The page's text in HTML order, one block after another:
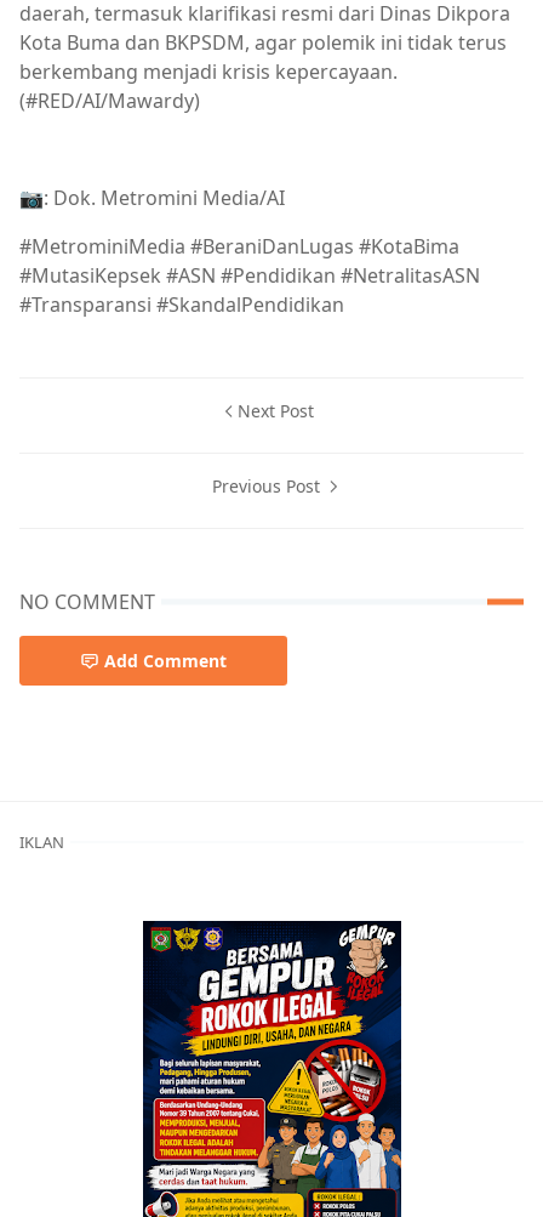
daerah, termasuk klarifikasi resmi dari Dinas Dikpora
Kota Buma dan BKPSDM, agar polemik ini tidak terus
berkembang menjadi krisis kepercayaan.
(#RED/AI/Mawardy)
📷: Dok. Metromini Media/AI
#MetrominiMedia #BeraniDanLugas #KotaBima
#MutasiKepsek #ASN #Pendidikan #NetralitasASN
#Transparansi #SkandalPendidikan
Next Post
Previous Post
NO COMMENT
Add Comment
IKLAN